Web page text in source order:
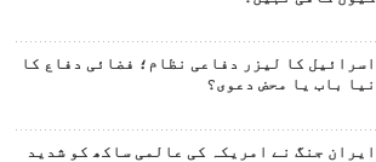
اسرائیل کا لیزر دفاعی نظام؛ فضائی دفاع کا
نیا باب یا محض دعوی؟
ایران جنگ نے امریکہ کی عالمی ساکھ کو شدید